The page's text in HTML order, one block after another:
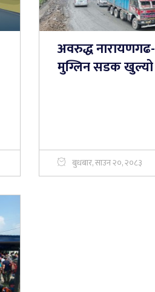
अवरुद्ध नारायणगढ-
मुग्लिन सडक खुल्यो
बुधबार, साउन २०, २०८३